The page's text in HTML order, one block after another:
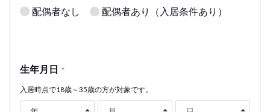
配偶者なし 配偶者あり（入居条件あり）
生年月日 *
入居時点で18歳～35歳の方が対象です。